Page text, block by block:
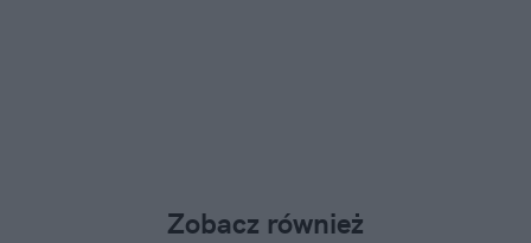
Zobacz również